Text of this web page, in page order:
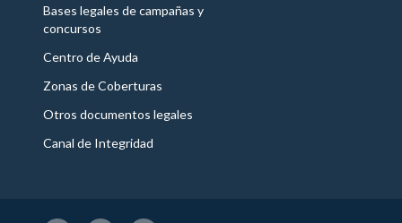
Bases legales de campañas y
concursos
Centro de Ayuda
Zonas de Coberturas
Otros documentos legales
Canal de Integridad